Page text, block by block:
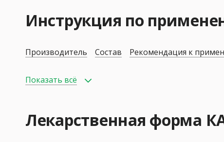
Инструкция по
Производитель Состав Рекомендация к
Показать всё
Лекарственная форма